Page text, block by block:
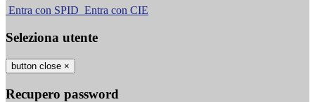
Entra con SPID Entra con CIE
Seleziona utente
button close ×
Recupero password